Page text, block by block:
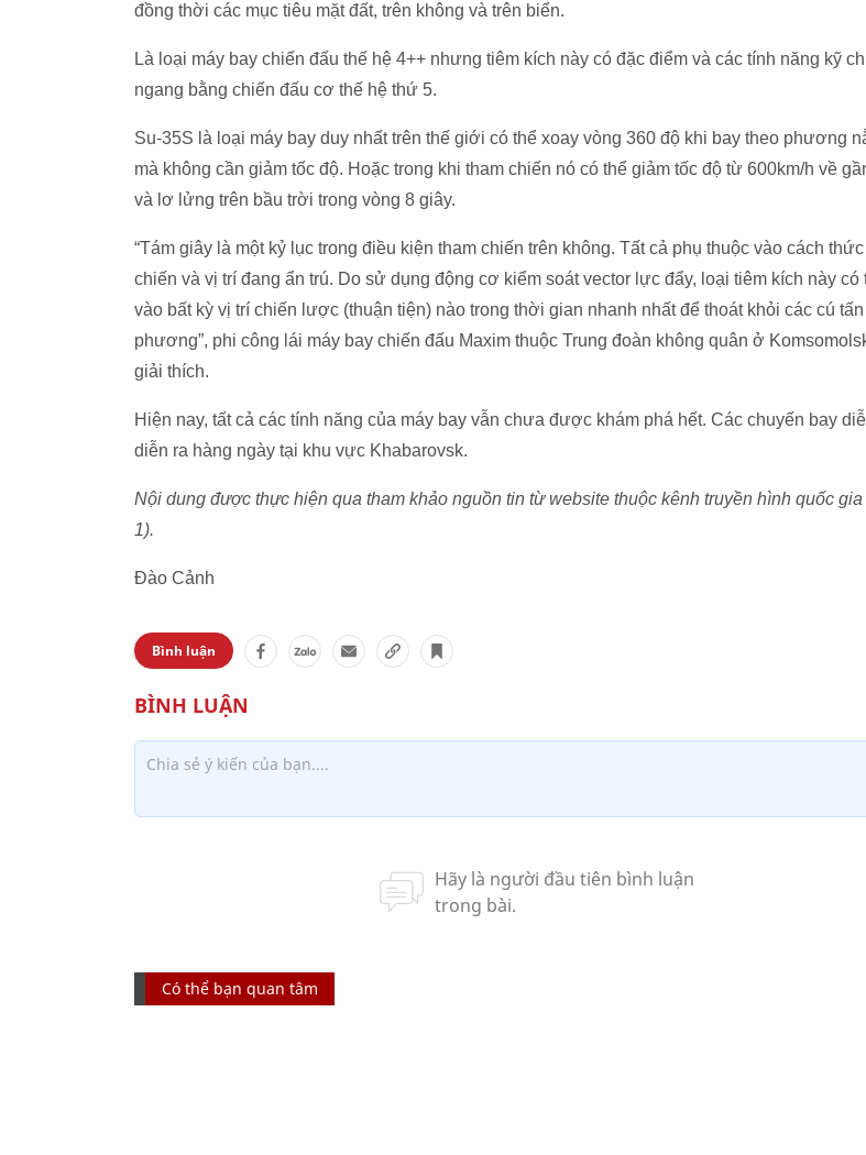
đồng thời các mục tiêu mặt đất, trên không và trên biển.
Là loại máy bay chiến đấu thế hệ 4++ nhưng tiêm kích này có đặc điểm và các tính năng kỹ
ngang bằng chiến đấu cơ thế hệ thứ 5.
Su-35S là loại máy bay duy nhất trên thế giới có thể xoay vòng 360 độ khi bay theo phương
mà không cần giảm tốc độ. Hoặc trong khi tham chiến nó có thể giảm tốc độ từ 600km/h về
và lơ lửng trên bầu trời trong vòng 8 giây.
“Tám giây là một kỷ lục trong điều kiện tham chiến trên không. Tất cả phụ thuộc vào cách
chiến và vị trí đang ẩn trú. Do sử dụng động cơ kiểm soát vector lực đẩy, loại tiêm kích này có
vào bất kỳ vị trí chiến lược (thuận tiện) nào trong thời gian nhanh nhất để thoát khỏi các cú
phương”, phi công lái máy bay chiến đấu Maxim thuộc Trung đoàn không quân ở
giải thích.
Hiện nay, tất cả các tính năng của máy bay vẫn chưa được khám phá hết. Các chuyến bay
diễn ra hàng ngày tại khu vực Khabarovsk.
Nội dung được thực hiện qua tham khảo nguồn tin từ website thuộc kênh truyền hình quốc
1).
Đào Cảnh
Bình luận
Có thể bạn quan tâm